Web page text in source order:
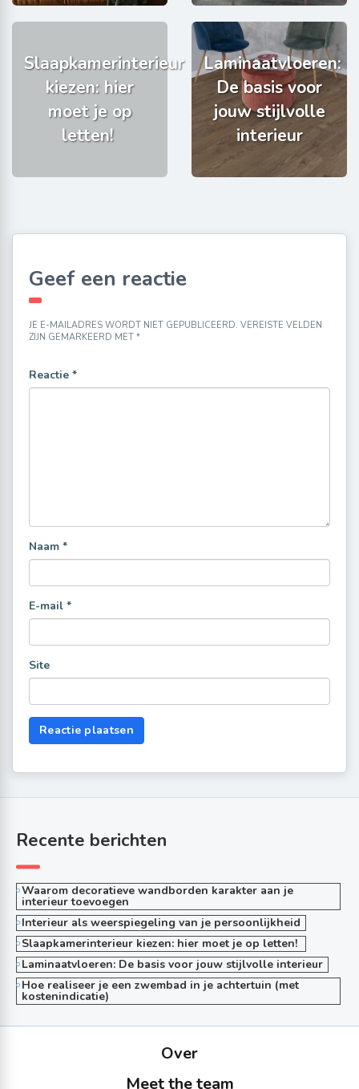
Slaapkamerinterieur
kiezen: hier
moet je op
letten!
Laminaatvloeren:
De basis voor
jouw stijlvolle
interieur
Geef een reactie
JE E-MAILADRES WORDT NIET GEPUBLICEERD. VEREISTE VELDEN
ZIJN GEMARKEERD MET *
Reactie *
Naam *
E-mail *
Site
Recente berichten
Waarom decoratieve wandborden karakter aan je
interieur toevoegen
Interieur als weerspiegeling van je persoonlijkheid
Slaapkamerinterieur kiezen: hier moet je op letten!
Laminaatvloeren: De basis voor jouw stijlvolle interieur
Hoe realiseer je een zwembad in je achtertuin (met
kostenindicatie)
Over
Meet the team